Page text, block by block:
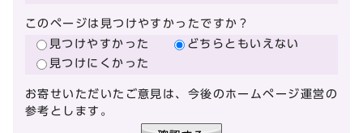
このページは見つけやすかったですか？
見つけやすかった
どちらともいえない
見つけにくかった
お寄せいただいたご意見は、今後のホームページ運営の
参考とします。